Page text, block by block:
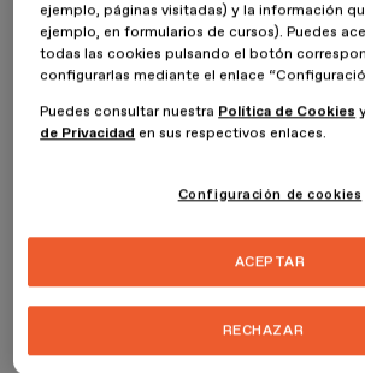
Inicio ESDESIGNERS ¡Ya están abiertas las
Un año más, desde ESDESIGN, queremos dar
valoramos mucho su esfuerzo, dedicación y
¡Nunca dejan de sorprendernos!
ejemplo, páginas visitadas) y la información
ejemplo, en formularios de cursos). Puedes
todas las cookies pulsando el botón
configurarlas mediante el enlace
Puedes consultar nuestra Política de Cookies
de Privacidad en sus respectivos enlaces.
Configuración de cookies
RECHAZAR
ACEPTAR